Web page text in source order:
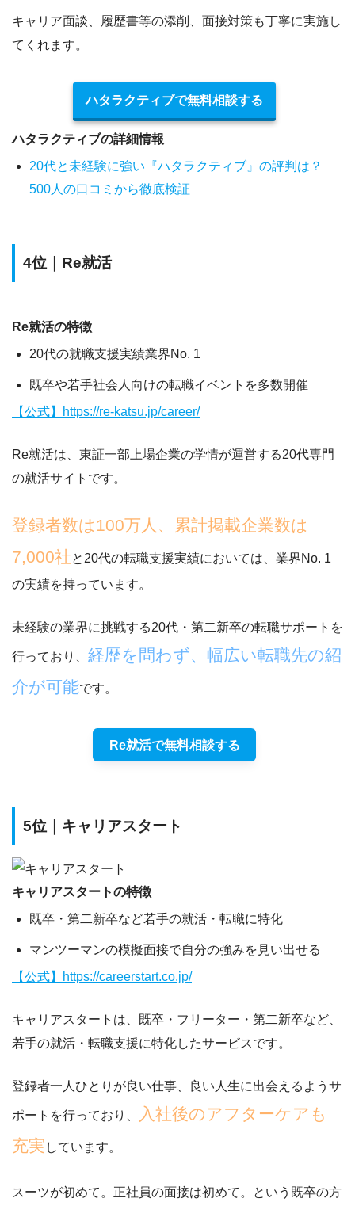
キャリア面談、履歴書等の添削、面接対策も丁寧に実施し
てくれます。
ハタラクティブで無料相談する
ハタラクティブの詳細情報
20代と未経験に強い『ハタラクティブ』の評判は？
500人の口コミから徹底検証
4位｜Re就活
Re就活の特徴
20代の就職支援実績業界No. 1
既卒や若手社会人向けの転職イベントを多数開催
【公式】https://re-katsu.jp/career/
Re就活は、東証一部上場企業の学情が運営する20代専門
の就活サイトです。
登録者数は100万人、累計掲載企業数は
7,000社と20代の転職支援実績においては、業界No. 1
の実績を持っています。
未経験の業界に挑戦する20代・第二新卒の転職サポートを
行っており、 経歴を問わず、幅広い転職先の紹
介が可能です。
Re就活で無料相談する
5位｜キャリアスタート
キャリアスタートの特徴
既卒・第二新卒など若手の就活・転職に特化
マンツーマンの模擬面接で自分の強みを見い出せる
【公式】https://careerstart.co.jp/
キャリアスタートは、既卒・フリーター・第二新卒など、
若手の就活・転職支援に特化したサービスです。
登録者一人ひとりが良い仕事、良い人生に出会えるようサ
ポートを行っており、
入社後のアフターケアも
充実 しています。
スーツが初めて。正社員の面接は初めて。という既卒の方